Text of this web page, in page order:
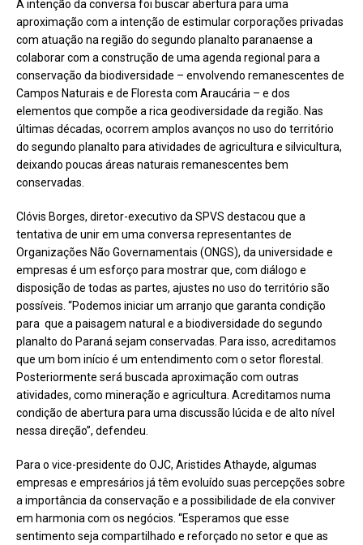
A intenção da conversa foi buscar abertura para uma
aproximação com a intenção de estimular corporações privadas
com atuação na região do segundo planalto paranaense a
colaborar com a construção de uma agenda regional para a
conservação da biodiversidade – envolvendo remanescentes de
Campos Naturais e de Floresta com Araucária – e dos
elementos que compõe a rica geodiversidade da região. Nas
últimas décadas, ocorrem amplos avanços no uso do território
do segundo planalto para atividades de agricultura e silvicultura,
deixando poucas áreas naturais remanescentes bem
conservadas.
Clóvis Borges, diretor-executivo da SPVS destacou que a
tentativa de unir em uma conversa representantes de
Organizações Não Governamentais (ONGS), da universidade e
empresas é um esforço para mostrar que, com diálogo e
disposição de todas as partes, ajustes no uso do território são
possíveis. “Podemos iniciar um arranjo que garanta condição
para que a paisagem natural e a biodiversidade do segundo
planalto do Paraná sejam conservadas. Para isso, acreditamos
que um bom início é um entendimento com o setor florestal.
Posteriormente será buscada aproximação com outras
atividades, como mineração e agricultura. Acreditamos numa
condição de abertura para uma discussão lúcida e de alto nível
nessa direção”, defendeu.
Para o vice-presidente do OJC, Aristides Athayde, algumas
empresas e empresários já têm evoluído suas percepções sobre
a importância da conservação e a possibilidade de ela conviver
em harmonia com os negócios. “Esperamos que esse
sentimento seja compartilhado e reforçado no setor e que as